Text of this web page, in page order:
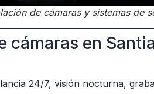
de cámaras y sistemas de
cámaras en
24/7, visión nocturna,